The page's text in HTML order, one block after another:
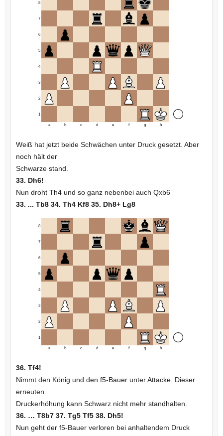
1
2
3
4
5
6
7
8
a b c d e f g h
Weiß hat jetzt beide Schwächen unter Druck gesetzt. Aber
noch hält der
Schwarze stand.
33. Dh6!
Nun droht Th4 und so ganz nebenbei auch Qxb6
33. ... Tb8 34. Th4 Kf8 35. Dh8+ Lg8
1
2
3
4
5
6
7
8
a b c d e f g h
36. Tf4!
Nimmt den König und den f5-Bauer unter Attacke. Dieser
erneuten
Druckerhöhung kann Schwarz nicht mehr standhalten.
36. … T8b7 37. Tg5 Tf5 38. Dh5!
Nun geht der f5-Bauer verloren bei anhaltendem Druck